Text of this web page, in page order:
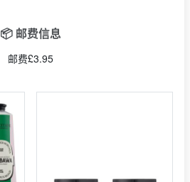
📦 邮费信息
邮费£3.95